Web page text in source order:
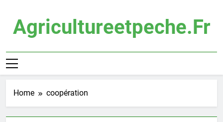
contentAgricultureetpeche.fr
Home coopération